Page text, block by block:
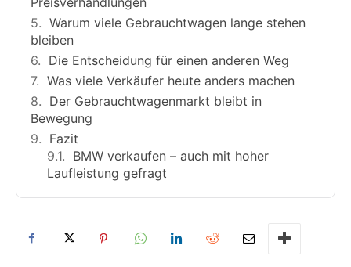
Warum viele Gebrauchtwagen lange stehen
bleiben
Die Entscheidung für einen anderen Weg
Was viele Verkäufer heute anders machen
Der Gebrauchtwagenmarkt bleibt in
Bewegung
Fazit
BMW verkaufen – auch mit hoher
Laufleistung gefragt